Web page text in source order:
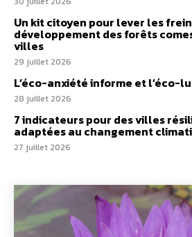
Un kit citoyen pour lever les
développement des forêts
villes
29 juillet 2026
L’éco-anxiété informe et l’éco-
28 juillet 2026
7 indicateurs pour des villes
adaptées au changement
27 juillet 2026